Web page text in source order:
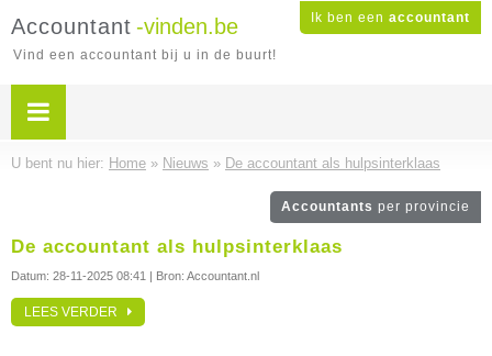
Ik ben een accountant
Accountant -vinden.be
Vind een accountant bij u in de buurt!
U bent nu hier: Home » Nieuws » De accountant als hulpsinterklaas
Accountants per provincie
De accountant als hulpsinterklaas
Datum: 28-11-2025 08:41 | Bron: Accountant.nl
LEES VERDER